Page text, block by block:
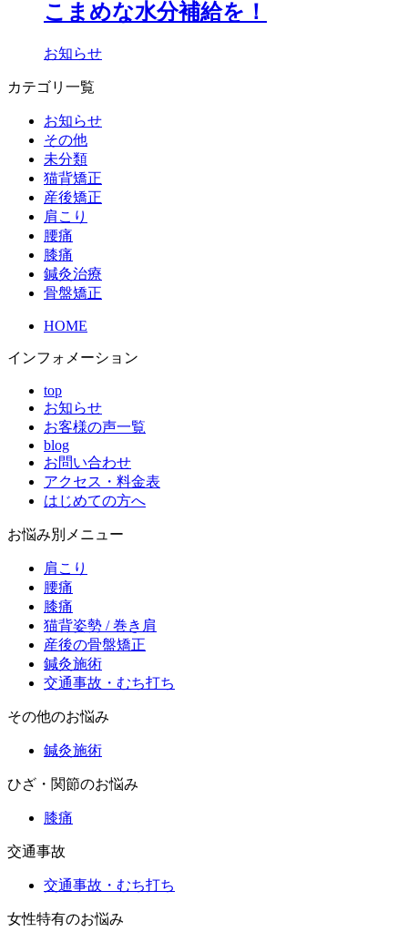
こまめな水分補給を！
お知らせ
カテゴリ一覧
お知らせ
その他
未分類
猫背矯正
産後矯正
肩こり
腰痛
膝痛
鍼灸治療
骨盤矯正
HOME
インフォメーション
top
お知らせ
お客様の声一覧
blog
お問い合わせ
アクセス・料金表
はじめての方へ
お悩み別メニュー
肩こり
腰痛
膝痛
猫背姿勢 / 巻き肩
産後の骨盤矯正
鍼灸施術
交通事故・むち打ち
その他のお悩み
鍼灸施術
ひざ・関節のお悩み
膝痛
交通事故
交通事故・むち打ち
女性特有のお悩み